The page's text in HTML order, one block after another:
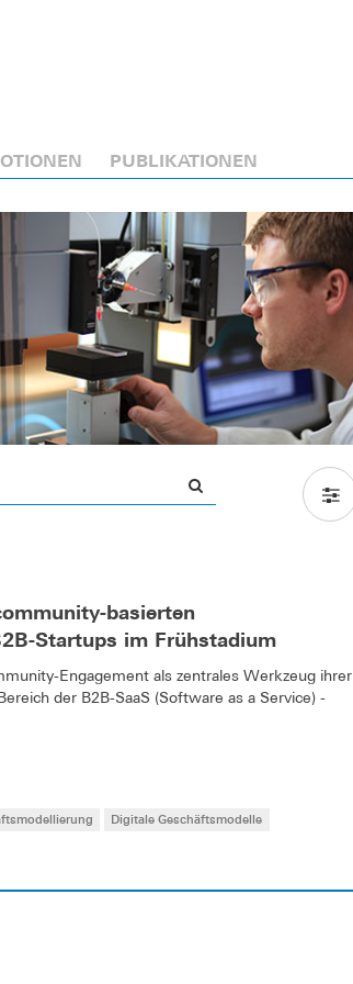
PUBLIKATIONEN
basierten
Startups im Frühstadium
Engagement als zentrales Werkzeug ihrer
der B2B-SaaS (Software as a Service) -
Digitale Geschäftsmodelle